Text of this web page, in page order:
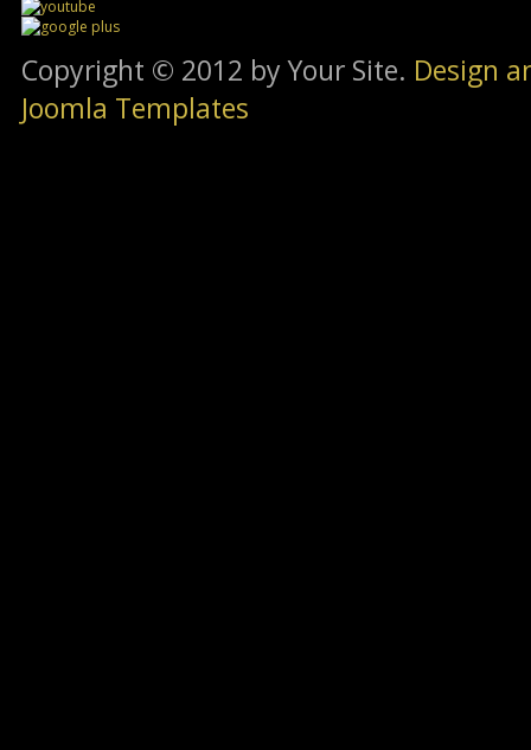
Copyright © 2012 by Your Site. Design
Joomla Templates